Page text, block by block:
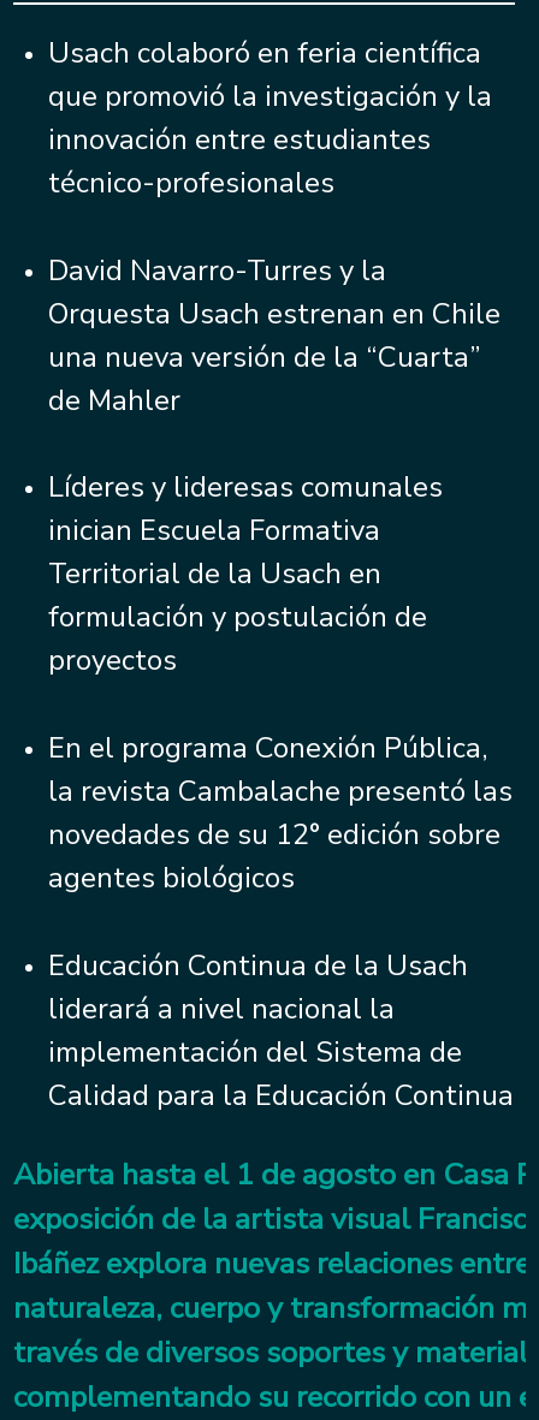
Usach colaboró en feria científica
que promovió la investigación y la
innovación entre estudiantes
técnico-profesionales
David Navarro-Turres y la
Orquesta Usach estrenan en Chile
una nueva versión de la “Cuarta”
de Mahler
Líderes y lideresas comunales
inician Escuela Formativa
Territorial de la Usach en
formulación y postulación de
proyectos
En el programa Conexión Pública,
la revista Cambalache presentó las
novedades de su 12° edición sobre
agentes biológicos
Educación Continua de la Usach
liderará a nivel nacional la
implementación del Sistema de
Calidad para la Educación Continua
Abierta hasta el 1 de agosto en Casa
exposición de la artista visual
Ibáñez explora nuevas relaciones entre
naturaleza, cuerpo y transformación
través de diversos soportes y
complementando su recorrido con un